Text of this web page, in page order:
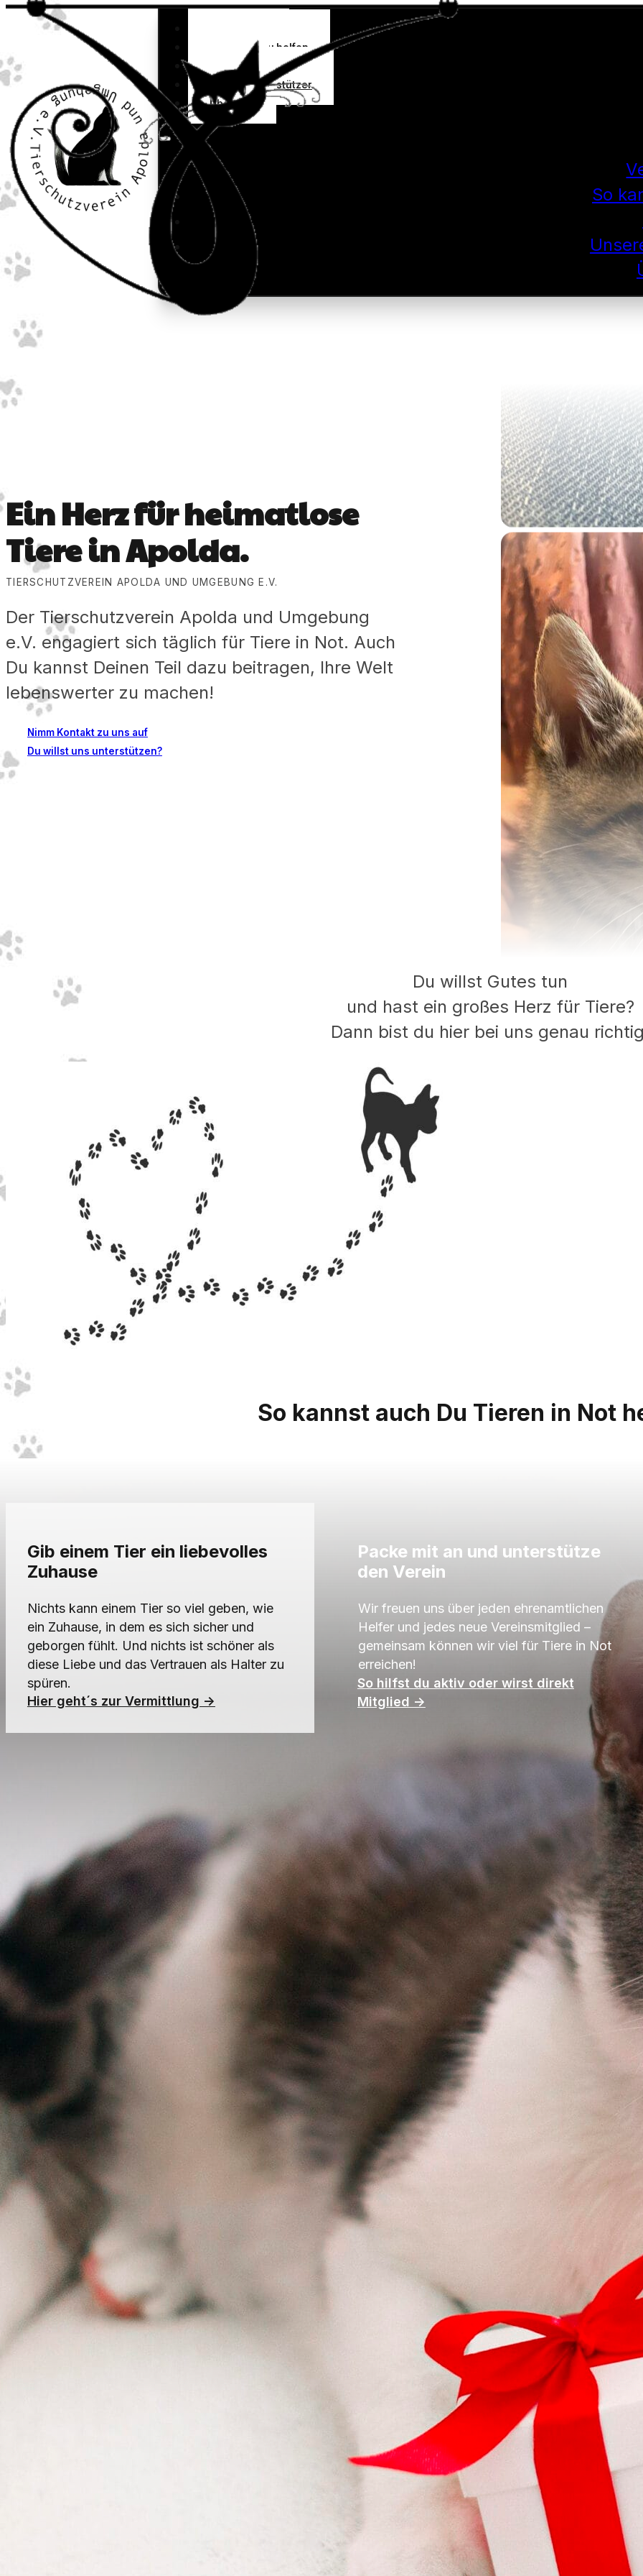
So kannst Du helfen
Kontakt
Unsere Unterstützer
Über uns
So
Ein Herz für heimatlose
Tiere in Apolda.
TIERSCHUTZVEREIN APOLDA UND UMGEBUNG E.V.
Der Tierschutzverein Apolda und Umgebung
e.V. engagiert sich täglich für Tiere in Not. Auch
Du kannst Deinen Teil dazu beitragen, Ihre Welt
lebenswerter zu machen!
Nimm Kontakt zu uns auf
Du willst uns unterstützen?
Du willst Gutes tun
und hast ein großes Herz für Tiere?
Dann bist du hier bei uns genau
So kannst auch Du Tieren in Not
Gib einem Tier ein liebevolles
Zuhause
Nichts kann einem Tier so viel geben, wie
ein Zuhause, in dem es sich sicher und
geborgen fühlt. Und nichts ist schöner als
diese Liebe und das Vertrauen als Halter zu
spüren.
Hier geht´s zur Vermittlung ->
Packe mit an und unterstütze
den Verein
Wir freuen uns über jeden ehrenamtlichen
Helfer und jedes neue Vereinsmitglied –
gemeinsam können wir viel für Tiere in Not
erreichen!
So hilfst du aktiv oder wirst direkt
Mitglied ->